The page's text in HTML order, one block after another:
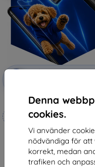
Denna
cookies.
Vi använder
nödvändiga för att
korrekt, medan
trafiken och
Rabatt
3mk Hammer protective
Tillverkat efter mått
248 kr
223 kr
I lager 4 st